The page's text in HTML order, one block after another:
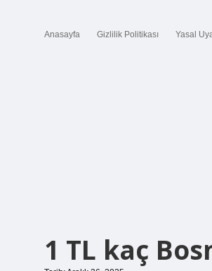
Anasayfa Gizlilik Politikası Yasal
1 TL kaç